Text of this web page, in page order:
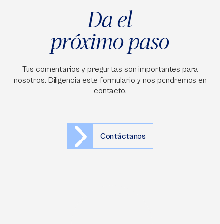
Da el
próximo paso
Tus comentarios y preguntas son importantes para
nosotros. Diligencia este formulario y nos pondremos en
contacto.
Contáctanos